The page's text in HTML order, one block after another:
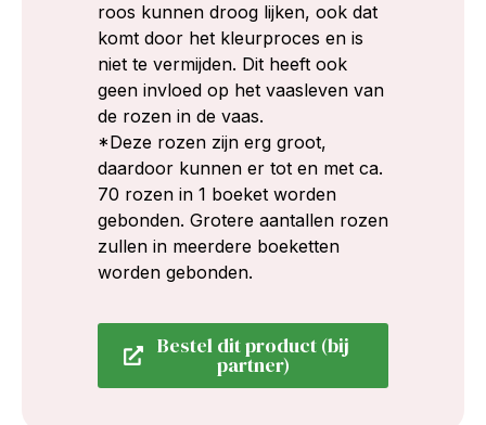
roos kunnen droog lijken, ook dat
komt door het kleurproces en is
niet te vermijden. Dit heeft ook
geen invloed op het vaasleven van
de rozen in de vaas.
*Deze rozen zijn erg groot,
daardoor kunnen er tot en met ca.
70 rozen in 1 boeket worden
gebonden. Grotere aantallen rozen
zullen in meerdere boeketten
worden gebonden.
Bestel dit product (bij
partner)